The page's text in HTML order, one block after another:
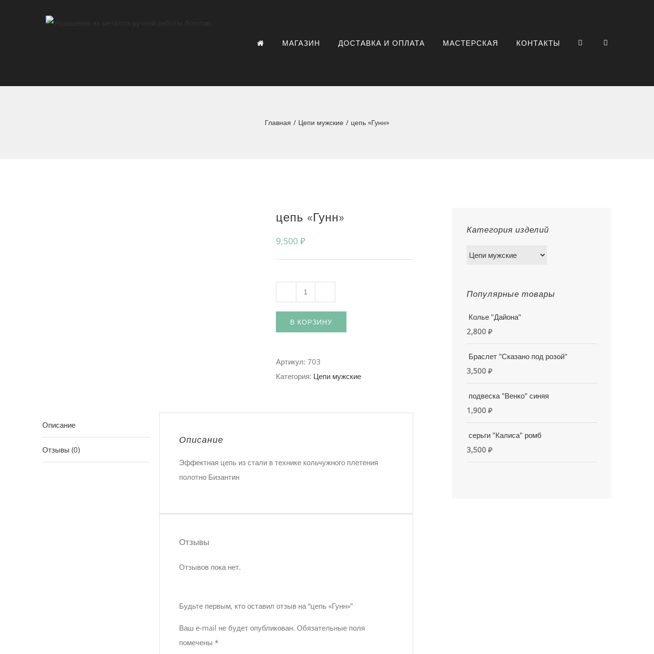
МАГАЗИН ДОСТАВКА И ОПЛАТА МАСТЕРСКАЯ КОНТАКТЫ
Главная / Цепи мужские / цепь «Гунн»
цепь «Гунн»
9,500 ₽
В КОРЗИНУ
Артикул: 703
Категория: Цепи мужские
Описание
Отзывы (0)
Описание
Эффектная цепь из стали в технике кольчужного плетения
полотно Бизантин
Отзывы
Отзывов пока нет.
Будьте первым, кто оставил отзыв на “цепь «Гунн»”
Ваш e-mail не будет опубликован. Обязательные поля
помечены *
Категория изделий
Популярные товары
Колье "Дайона"
2,800₽
Браслет "Сказано под розой"
3,500₽
подвеска "Венко" синяя
1,900₽
серьги "Калиса" ромб
3,500₽